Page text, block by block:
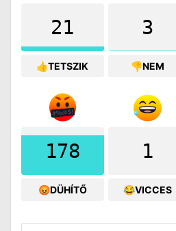
21
👍TETSZIK
3
👎NEM
178
😡DÜHÍTŐ
1
😂VICCES